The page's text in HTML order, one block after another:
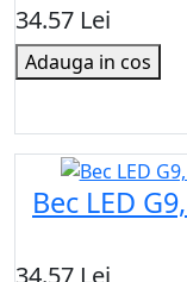
34.57 Lei
Adauga in cos
Bec LED